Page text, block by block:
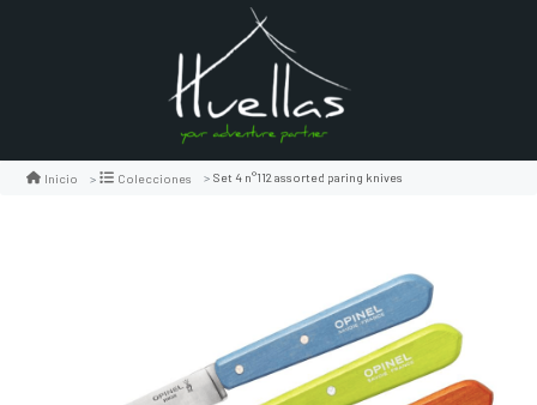
Inicio Colecciones Set 4 n°112 assorted paring knives